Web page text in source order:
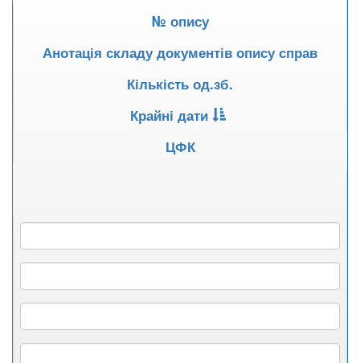
№ опису
Анотація складу документів опису справ
Кількість од.зб.
Крайні дати
ЦФК